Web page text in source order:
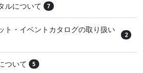
ルについて 7
ト・イベントカタログの取り扱い
2
ついて 5